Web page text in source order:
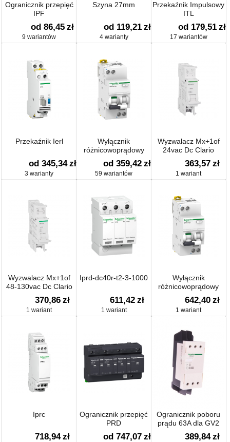
Ogranicznik przepięć
IPF
od 86,45 zł
9 wariantów
Szyna 27mm
od 119,21 zł
4 warianty
Przekaźnik Impulsowy
ITL
od 179,51 zł
17 wariantów
Przekaźnik Ierl
od 345,34 zł
3 warianty
Wyłącznik
różnicowoprądowy
iDPN N Vigi
od 359,42 zł
59 wariantów
Wyzwalacz Mx+1of
24vac Dc Clario
363,57 zł
1 wariant
Wyzwalacz Mx+1of
48-130vac Dc Clario
370,86 zł
1 wariant
Iprd-dc40r-t2-3-1000
611,42 zł
1 wariant
Wyłącznik
różnicowoprądowy
iDPNa Vigi
642,40 zł
1 wariant
Iprc
718,94 zł
Ogranicznik przepięć
PRD
od 747,07 zł
Ogranicznik poboru
prądu 63A dla GV2
LA9LB920
389,84 zł